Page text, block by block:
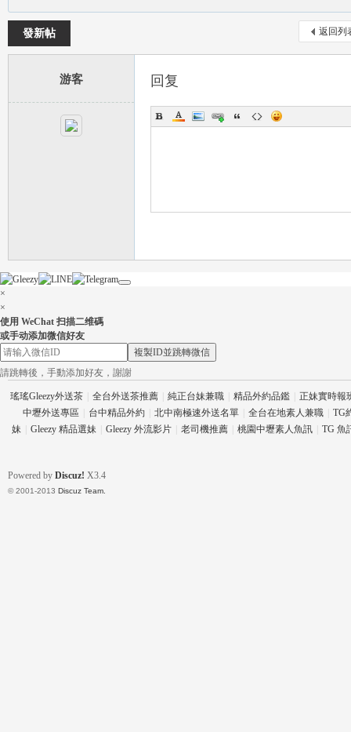
論
返回列
發新帖
游客 回复
×
×
使用 WeChat 扫描二维碼
或手动添加微信好友
複製ID並跳轉微信
請跳轉後，手動添加好友，謝謝
瑤瑤Gleezy外送茶 全台外送茶推薦 純正台妹兼職 精品外約品鑑
正妹實時報
中壢外送專區
台中精品外約 北中南極速外送名單 全台在地素人兼職
TG
妹
Gleezy 精品選妹 Gleezy 外流影片 老司機推薦 桃園中壢素人魚訊 TG 魚
Powered by Discuz! X3.4
© 2001-2013 Discuz Team.